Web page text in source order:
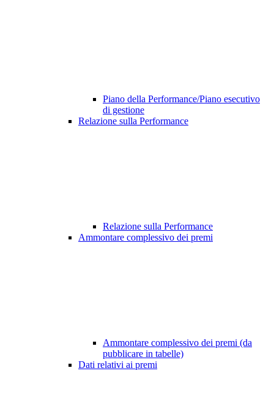
Piano della Performance/Piano esecutivo
di gestione
Relazione sulla Performance
Relazione sulla Performance
Ammontare complessivo dei premi
Ammontare complessivo dei premi (da
pubblicare in tabelle)
Dati relativi ai premi